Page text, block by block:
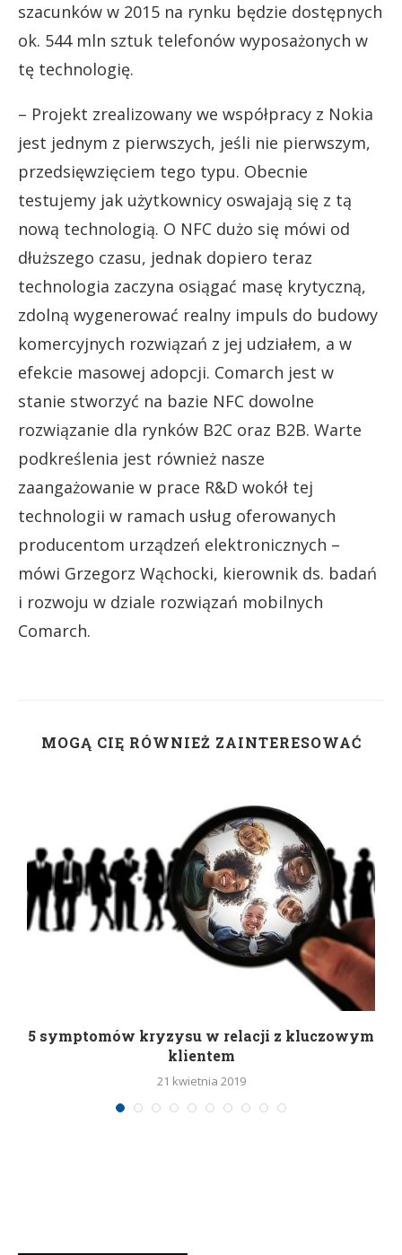
szacunków w 2015 na rynku będzie dostępnych
ok. 544 mln sztuk telefonów wyposażonych w
tę technologię.
– Projekt zrealizowany we współpracy z Nokia
jest jednym z pierwszych, jeśli nie pierwszym,
przedsięwzięciem tego typu. Obecnie
testujemy jak użytkownicy oswajają się z tą
nową technologią. O NFC dużo się mówi od
dłuższego czasu, jednak dopiero teraz
technologia zaczyna osiągać masę krytyczną,
zdolną wygenerować realny impuls do budowy
komercyjnych rozwiązań z jej udziałem, a w
efekcie masowej adopcji. Comarch jest w
stanie stworzyć na bazie NFC dowolne
rozwiązanie dla rynków B2C oraz B2B. Warte
podkreślenia jest również nasze
zaangażowanie w prace R&D wokół tej
technologii w ramach usług oferowanych
producentom urządzeń elektronicznych –
mówi Grzegorz Wąchocki, kierownik ds. badań
i rozwoju w dziale rozwiązań mobilnych
Comarch.
MOGĄ CIĘ RÓWNIEŻ ZAINTERESOWAĆ
5 symptomów kryzysu w relacji z kluczowym
klientem
21 kwietnia 2019